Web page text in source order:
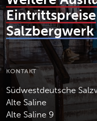
Eintrittspreise
KONTAKT
Südwestdeutsche
Alte Saline
Alte Saline 9